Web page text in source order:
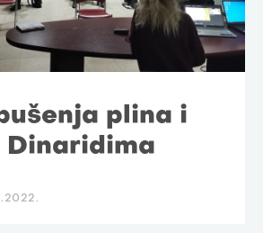
plina i
Dinaridima